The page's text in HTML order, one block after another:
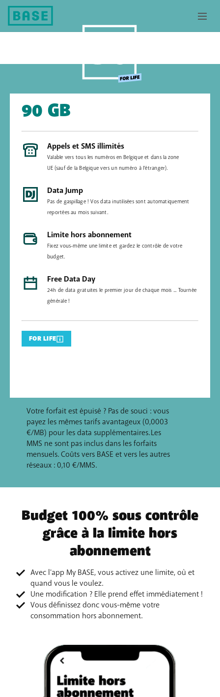
90 GB
Appels et SMS illimités
Valable vers tous les numéros en Belgique et dans la zone
UE (sauf de la Belgique vers un numéro à l'étranger).
Data Jump
Pas de gaspillage ! Vos data inutilisées sont automatiquement
reportées au mois suivant.
Limite hors abonnement
Fixez vous-même une limite et gardez le contrôle de votre
budget.
Free Data Day
24h de data gratuites le premier jour de chaque mois ... Tournée
générale !
FOR LIFE
Votre forfait est épuisé ? Pas de souci : vous
payez les mêmes tarifs avantageux (0,0003
€/MB) pour les data supplémentaires. Les
MMS ne sont pas inclus dans les forfaits
mensuels. Coûts vers BASE et vers les autres
réseaux : 0,10 €/MMS.
Budget 100% sous contrôle
grâce à la limite hors
abonnement
Avec l'app My BASE, vous activez une limite, où et
quand vous le voulez.
Une modification ? Elle prend effet immédiatement !
Vous définissez donc vous-même votre
consommation hors abonnement.